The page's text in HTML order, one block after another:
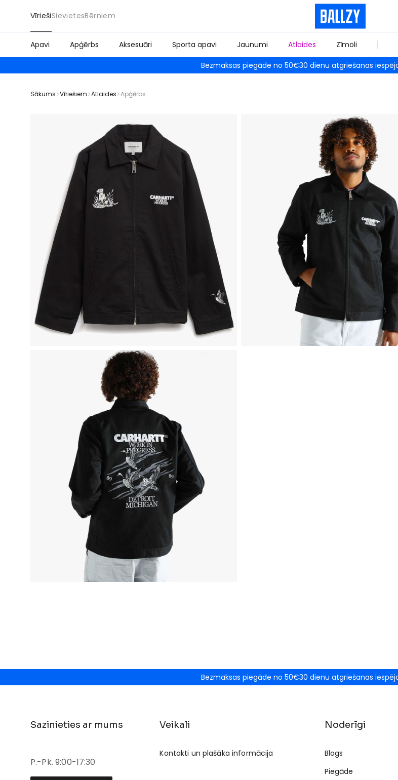
VīriešiSievietesBērniem
Apavi Apģērbs Aksesuāri Sporta apavi Jaunumi Atlaides Zīmoli
Bezmaksas piegāde no 50€30 dienu atgriešanas
Sākums Vīriešiem Atlaides Apģērbs
Bezmaksas piegāde no 50€30 dienu atgriešanas
Sazinieties ar mums
P.-Pk. 9:00-17:30
Veikali
Kontakti un plašāka informācija
Noderīgi
Blogs
Piegāde